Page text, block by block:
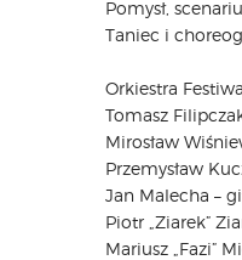
Pomysł,
Taniec i
Orkiestra
Tomasz
Mirosław
Przemysław
Jan Malecha –
Piotr „Ziarek”
Mariusz „Fazi”